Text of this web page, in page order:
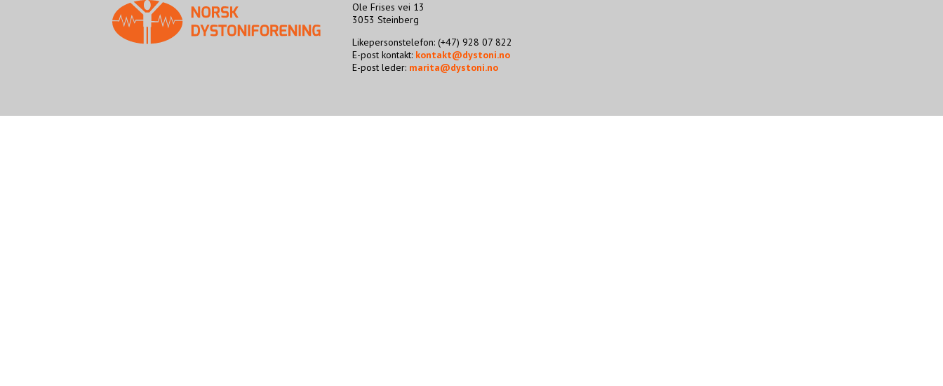
Ole Frises vei 13
3053 Steinberg
Likepersonstelefon: (+47) 928 07 822
E-post kontakt: kontakt@dystoni.no
E-post leder: marita@dystoni.no